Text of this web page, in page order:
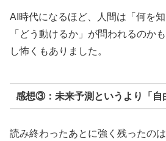
AI時代になるほど、人間は「何を知
「どう動けるか」が問われるのか
し怖くもありました。
感想③：未来予測というより「自
読み終わったあとに強く残ったの